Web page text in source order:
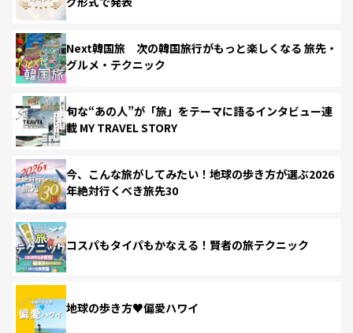
Next韓国旅 次の韓国旅行がもっと楽しくなる 旅先・
グルメ・テクニック
旬な“あの人”が「旅」をテーマに語るインタビュー連
載 MY TRAVEL STORY
今、こんな旅がしてみたい！地球の歩き方が選ぶ2026
年絶対行くべき旅先30
コスパもタイパもかなえる！賢者の旅テクニック
地球の歩き方♥偏愛ハワイ